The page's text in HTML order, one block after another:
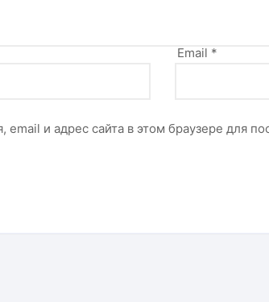
Email *
email и адрес сайта в этом браузере для